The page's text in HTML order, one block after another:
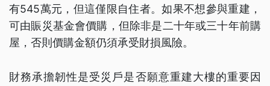
有545萬元，但這僅限自住者。如果不想參與重建，
可由賑災基金會價購，但除非是二十年或三十年前購
屋，否則價購金額仍須承受財損風險。
財務承擔韌性是受災戶是否願意重建大樓的重要因